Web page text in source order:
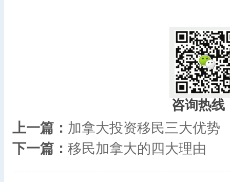
咨询热线
上一篇： 加拿大投资移民三大优势
下一篇： 移民加拿大的四大理由